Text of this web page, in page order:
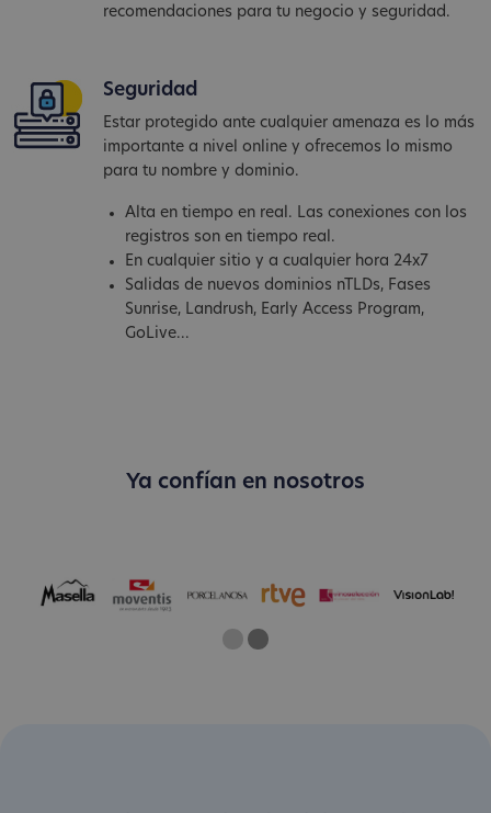
recomendaciones para tu negocio y seguridad.
Seguridad
Estar protegido ante cualquier amenaza es lo más
importante a nivel online y ofrecemos lo mismo
para tu nombre y dominio.
Alta en tiempo en real. Las conexiones con los
registros son en tiempo real.
En cualquier sitio y a cualquier hora 24x7
Salidas de nuevos dominios nTLDs, Fases
Sunrise, Landrush, Early Access Program,
GoLive...
Ya confían en nosotros
OneTwo
Current Slide